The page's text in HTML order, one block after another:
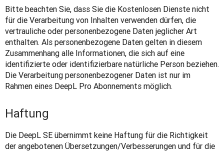
Bitte beachten Sie, dass Sie die Kostenlosen Dienste nicht
für die Verarbeitung von Inhalten verwenden dürfen, die
vertrauliche oder personenbezogene Daten jeglicher Art
enthalten. Als personenbezogene Daten gelten in diesem
Zusammenhang alle Informationen, die sich auf eine
identifizierte oder identifizierbare natürliche Person beziehen.
Die Verarbeitung personenbezogener Daten ist nur im
Rahmen eines DeepL Pro Abonnements möglich.
Haftung
Die DeepL SE übernimmt keine Haftung für die Richtigkeit
der angebotenen Übersetzungen/Verbesserungen und für die